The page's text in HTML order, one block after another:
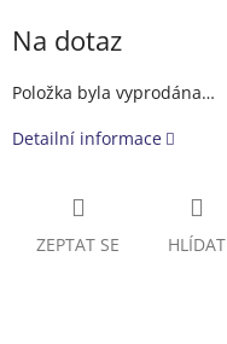
cena:
Na dotaz
Položka byla vyprodána…
Detailní informace
ZEPTAT SE HLÍDAT